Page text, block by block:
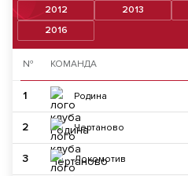
2012 2013
2016
№ КОМАНДА
1 Родина
2 Чертаново
3 Локомотив